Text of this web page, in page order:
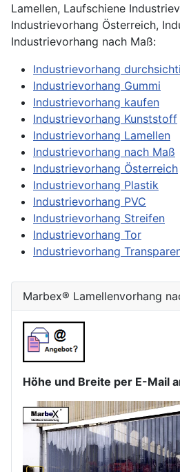
Marbex® Lamellenvorhang
Höhe und Breite per E-Mail
Lamellen, Laufschiene
Industrievorhang Österreich,
Industrievorhang nach Maß:
Industrievorhang
Industrievorhang Gummi
Industrievorhang kaufen
Industrievorhang Kunststoff
Industrievorhang Lamellen
Industrievorhang nach Maß
Industrievorhang Österreich
Industrievorhang Plastik
Industrievorhang PVC
Industrievorhang Streifen
Industrievorhang Tor
Industrievorhang